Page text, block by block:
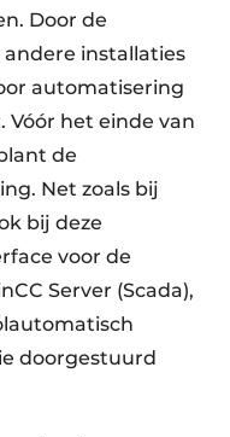
Door de
andere installaties
automatisering
het einde van
de
Net zoals bij
bij deze
voor de
Server (Scada),
doorgestuurd